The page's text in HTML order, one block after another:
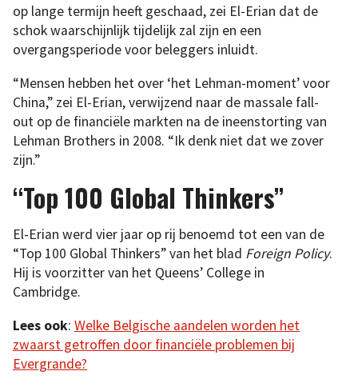
op lange termijn heeft geschaad, zei El-Erian dat de
schok waarschijnlijk tijdelijk zal zijn en een
overgangsperiode voor beleggers inluidt.
“Mensen hebben het over ‘het Lehman-moment’ voor
China,” zei El-Erian, verwijzend naar de massale fall-
out op de financiële markten na de ineenstorting van
Lehman Brothers in 2008. “Ik denk niet dat we zover
zijn.”
“Top 100 Global Thinkers”
El-Erian werd vier jaar op rij benoemd tot een van de
“Top 100 Global Thinkers” van het blad Foreign Policy.
Hij is voorzitter van het Queens’ College in
Cambridge.
Lees ook: Welke Belgische aandelen worden het
zwaarst getroffen door financiële problemen bij
Evergrande?